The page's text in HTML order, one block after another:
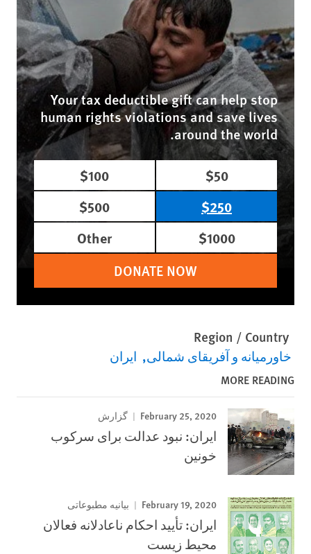
Your tax deductible gift can help stop
human rights violations and save lives
around the world.
$50
$100
$250
$500
$1000
Other
DONATE NOW
Region / Country
خاورمیانه و آفریقای شمالی ایران
MORE READING
February 25, 2020 گزارش
ایران: نبود عدالت برای سرکوب
خونین
February 19, 2020 بیانیه مطبوعاتی
ایران: تأیید احکام ناعادلانه فعالان
محیط زیست